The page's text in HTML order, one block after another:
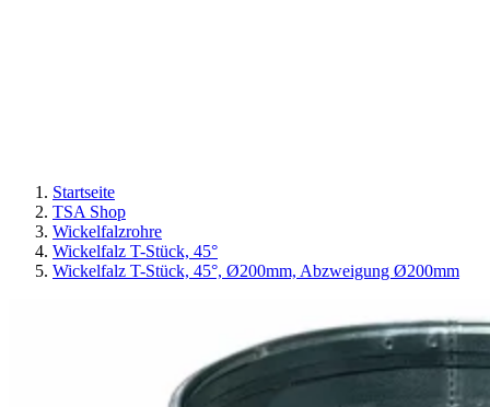
Startseite
TSA Shop
Wickelfalzrohre
Wickelfalz T-Stück, 45°
Wickelfalz T-Stück, 45°, Ø200mm, Abzweigung Ø200mm